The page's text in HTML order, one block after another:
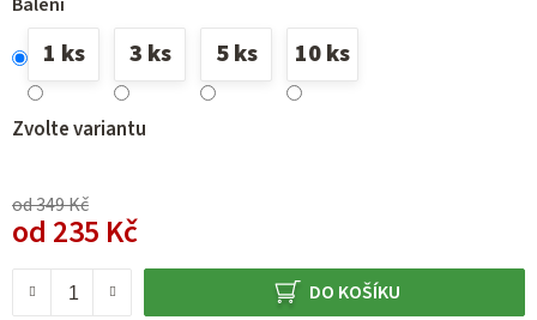
1 ks 3 ks 5 ks 10 ks
Zvolte variantu
od 349 Kč
od 235 Kč
DO KOŠÍKU